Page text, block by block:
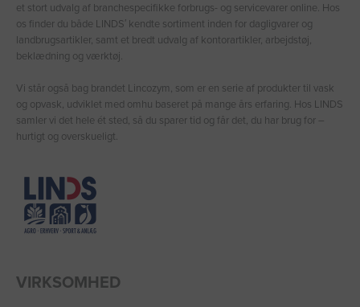
et stort udvalg af branchespecifikke forbrugs- og servicevarer online. Hos
os finder du både LINDS′ kendte sortiment inden for dagligvarer og
landbrugsartikler, samt et bredt udvalg af kontorartikler, arbejdstøj,
beklædning og værktøj.
Vi står også bag brandet Lincozym, som er en serie af produkter til vask
og opvask, udviklet med omhu baseret på mange års erfaring. Hos LINDS
samler vi det hele ét sted, så du sparer tid og får det, du har brug for –
hurtigt og overskueligt.
VIRKSOMHED